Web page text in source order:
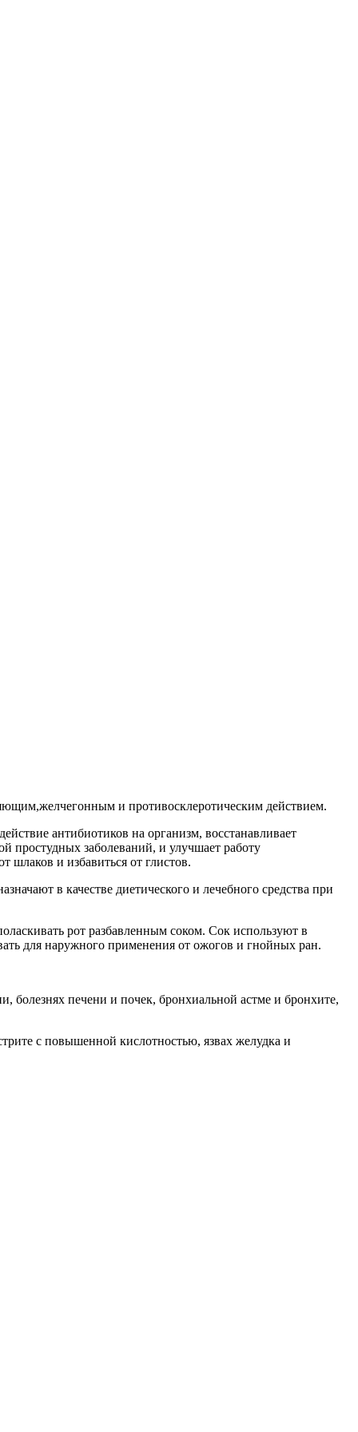
и противосклеротическим действием.
антибиотиков на организм, восстанавливает
простудных заболеваний, и улучшает работу
шлаков и избавиться от глистов.
в качестве диетического и лечебного средства при
рот разбавленным соком. Сок используют в
для наружного применения от ожогов и гнойных ран.
болезнях печени и почек, бронхиальной астме и бронхите,
с повышенной кислотностью, язвах желудка и